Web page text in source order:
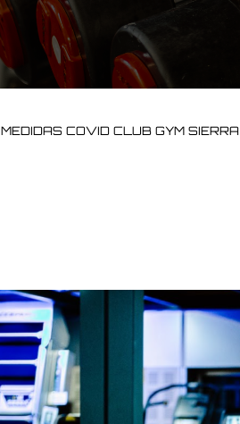
MEDIDAS COVID CLUB GYM SIERRA